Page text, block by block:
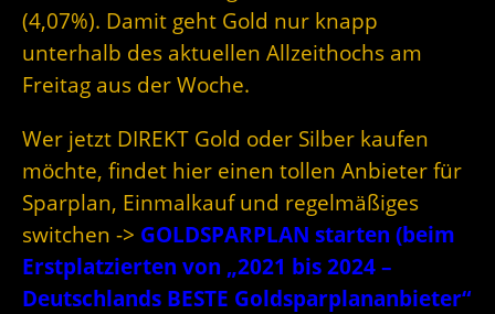
(4,07%). Damit geht Gold nur knapp
unterhalb des aktuellen Allzeithochs am
Freitag aus der Woche.
Wer jetzt DIREKT Gold oder Silber kaufen
möchte, findet hier einen tollen Anbieter für
Sparplan, Einmalkauf und regelmäßiges
switchen -> GOLDSPARPLAN starten (beim
Erstplatzierten von „2021 bis 2024 –
Deutschlands BESTE Goldsparplananbieter“